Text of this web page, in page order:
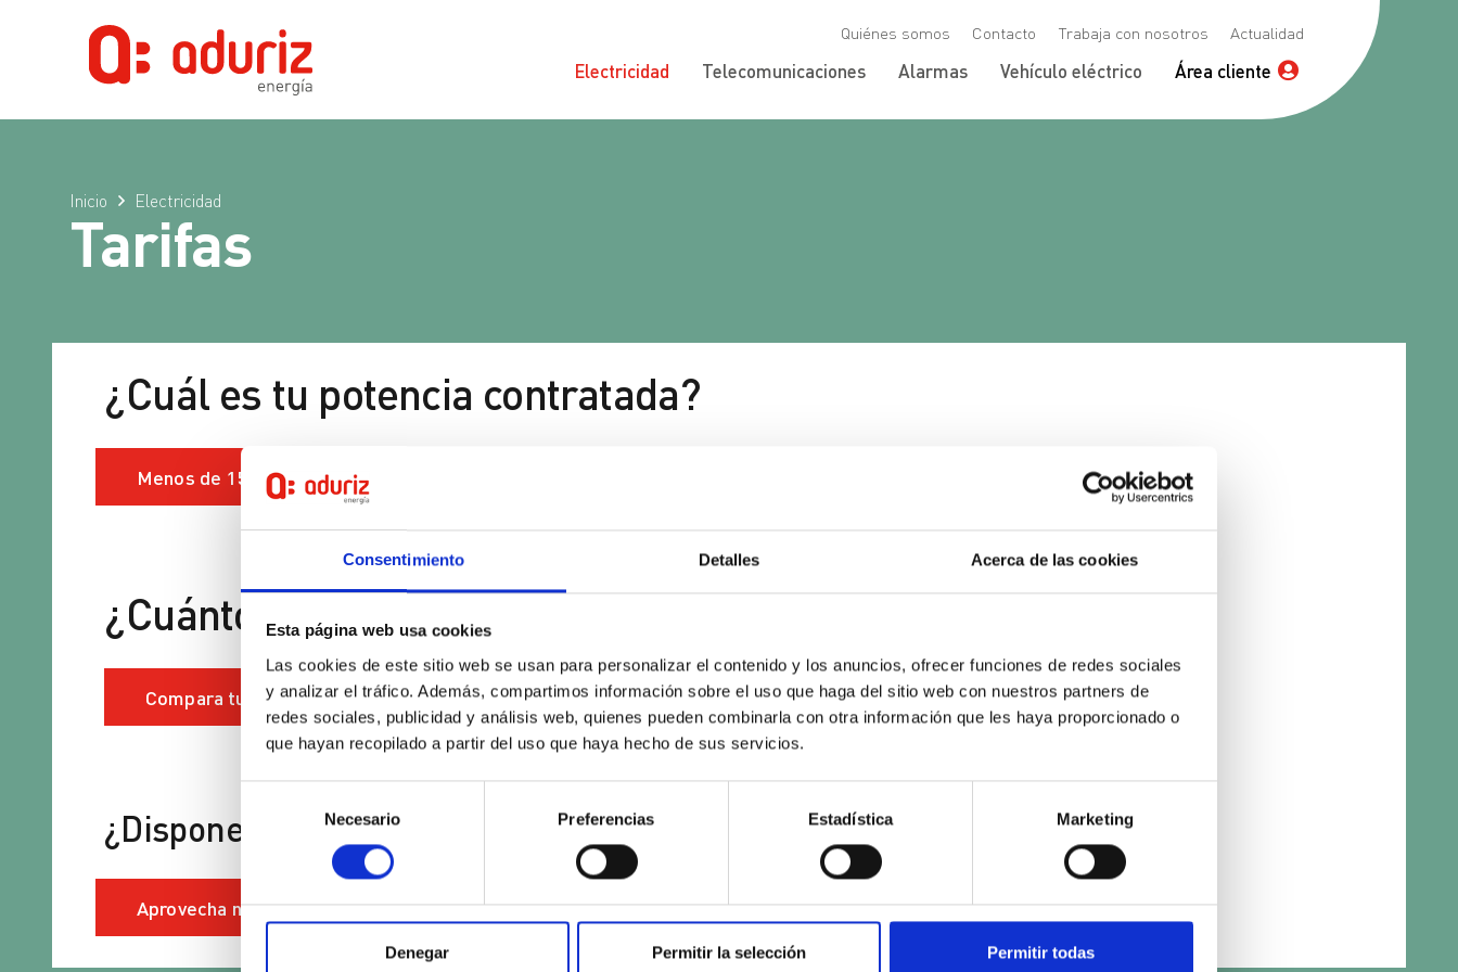
Consentimiento Detalles Acerca de las cookies
Esta página web usa cookies
Las cookies de este sitio web se usan para personalizar el contenido y los anuncios, ofrecer funciones de redes sociales
y analizar el tráfico. Además, compartimos información sobre el uso que haga del sitio web con nuestros partners de
redes sociales, publicidad y análisis web, quienes pueden combinarla con otra información que les haya proporcionado o
que hayan recopilado a partir del uso que haya hecho de sus servicios.
consentimiento
Necesario Preferencias Estadística Marketing
Denegar Permitir la selección Permitir todas
Quiénes somos Contacto Trabaja con nosotros Actualidad
Electricidad Telecomunicaciones Alarmas Vehículo eléctrico Área cliente
Inicio Electricidad
Tarifas
¿Cuál es tu potencia contratada?
Menos de 15 kW
¿Cuánto puedes ahorrar en tu factura?
Compara tu factura
¿Dispones de un autoconsumo?
Aprovecha nuestra compensación